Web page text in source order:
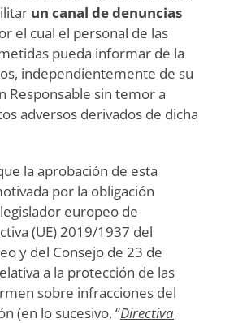
un canal de denuncias
el cual el personal de las
pueda informar de la
independientemente de su
Responsable sin temor a
adversos derivados de dicha
la aprobación de esta
por la obligación
europeo de
(UE) 2019/1937 del
y del Consejo de 23 de
a la protección de las
sobre infracciones del
(en lo sucesivo, “Directiva